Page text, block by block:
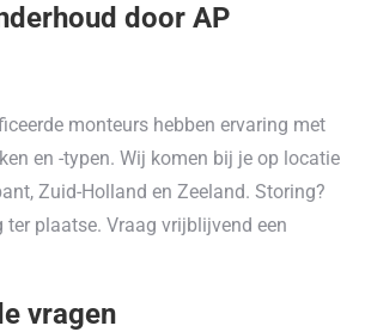
door AP
monteurs hebben ervaring met
en -typen. Wij komen bij je op locatie
Zuid-Holland en Zeeland. Storing?
ter plaatse. Vraag vrijblijvend een
vragen